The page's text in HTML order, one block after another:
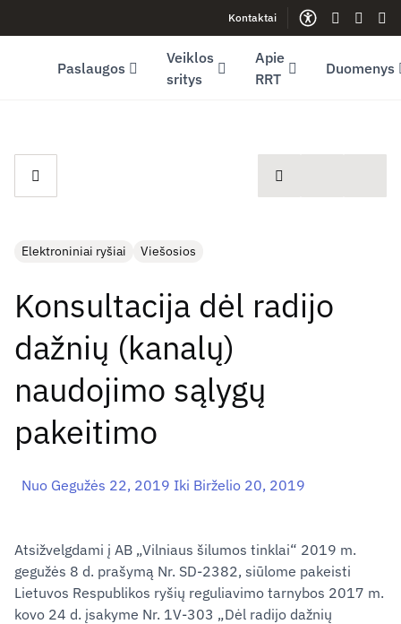
Youtube (opens in new window)Kontaktai
Gestų
Paslaugos
Veiklos
sritys
Apie
RRT
Duomenys
spausdinti
Elektroniniai ryšiai Viešosios
Konsultacija dėl radijo
dažnių (kanalų)
naudojimo sąlygų
pakeitimo
Nuo Gegužės 22, 2019 Iki Birželio 20, 2019
Atsižvelgdami į AB „Vilniaus šilumos tinklai“ 2019 m.
gegužės 8 d. prašymą Nr. SD-2382, siūlome pakeisti
Lietuvos Respublikos ryšių reguliavimo tarnybos 2017 m.
kovo 24 d. įsakyme Nr. 1V-303 „Dėl radijo dažnių